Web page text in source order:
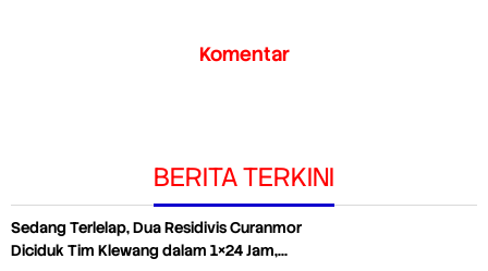
Komentar
BERITA TERKINI
Sedang Terlelap, Dua Residivis Curanmor
Diciduk Tim Klewang dalam 1×24 Jam,…